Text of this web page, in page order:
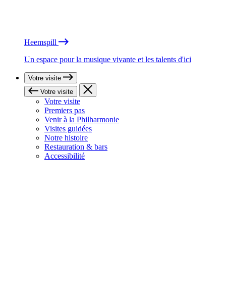
Heemspill
Un espace pour la musique vivante et les talents d'ici
Votre visite
Votre visite
Votre visite
Premiers pas
Venir à la Philharmonie
Visites guidées
Notre histoire
Restauration & bars
Accessibilité